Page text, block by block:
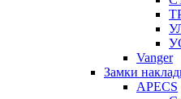
Vanger
Замки
APECS